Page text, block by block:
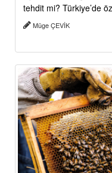
tehdit mi? Türkiye’de
Müge ÇEVİK